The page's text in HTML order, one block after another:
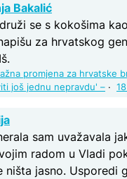
Bakalić
se s kokošima
za hrvatskog
promjena za hrvatske
još jednu nepravdu' – ·
sam uvažavala
radom u Vladi
ništa jasno. Usporedi